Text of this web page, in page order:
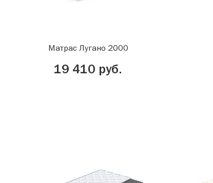
Матрас Лугано 2000
19 410 руб.